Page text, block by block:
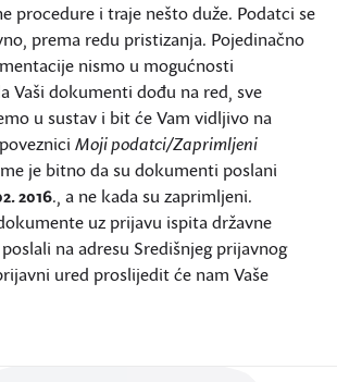
procedure i traje nešto duže. Podatci se
prema redu pristizanja. Pojedinačno
nismo u mogućnosti
Vaši dokumenti dođu na red, sve
u sustav i bit će Vam vidljivo na
Moji podatci/Zaprimljeni
je bitno da su dokumenti poslani
2016., a ne kada su zaprimljeni.
uz prijavu ispita državne
na adresu Središnjeg prijavnog
ured proslijedit će nam Vaše